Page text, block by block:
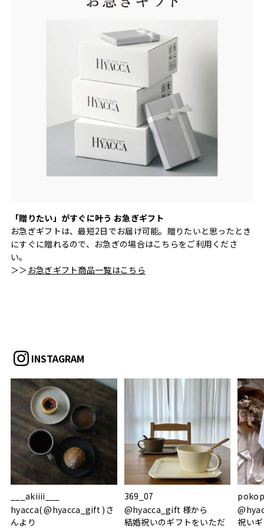
「贈りたい」がすぐに叶う お急ぎギフト
お急ぎギフトは、最短2日でお届け可能。贈りたいと思ったとき
にすぐに贈れるので、お急ぎの場合はこちらをご利用くださ
い。
＞＞ お急ぎギフト商品一覧はこちら
INSTAGRAM
___akiiii___
hyacca( @hyacca_gift )さ
んより
369_07
@hyacca_gift 様から
結婚祝いのギフトをいただ
祝い